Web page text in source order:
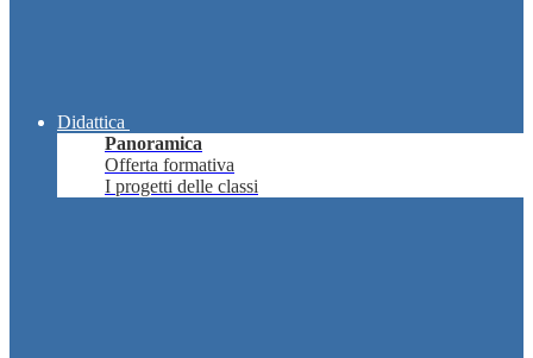
Didattica
Panoramica
Offerta formativa
I progetti delle classi